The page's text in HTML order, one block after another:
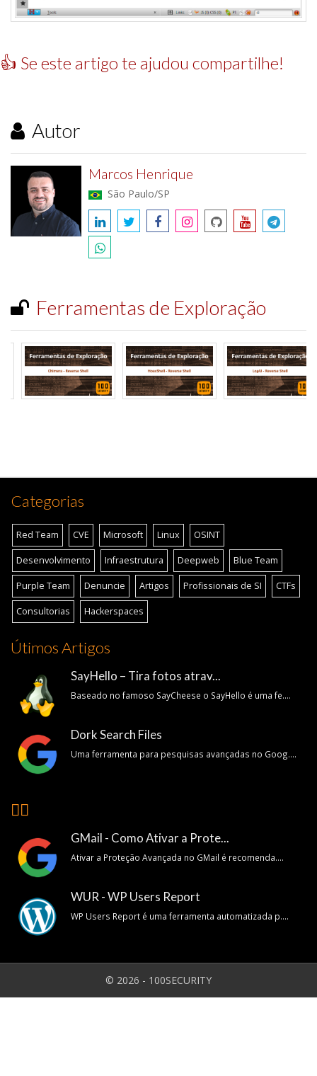
👍 Se este artigo te ajudou compartilhe!
Autor
Marcos Henrique
São Paulo/SP
Ferramentas de Exploração
Categorias
Red Team CVE Microsoft Linux OSINT
Desenvolvimento Infraestrutura Deepweb Blue Team
Purple Team Denuncie Artigos Profissionais de SI CTFs
Consultorias Hackerspaces
Útimos Artigos
SayHello – Tira fotos atrav...
Baseado no famoso SayCheese o SayHello é uma fe....
Dork Search Files
Uma ferramenta para pesquisas avançadas no Goog....
👍🏽
GMail - Como Ativar a Prote...
Ativar a Proteção Avançada no GMail é recomenda....
WUR - WP Users Report
WP Users Report é uma ferramenta automatizada p....
© 2026 - 100SECURITY